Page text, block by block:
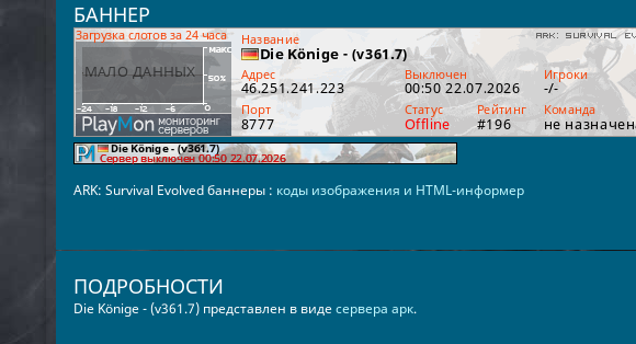
БАННЕР
ARK: Survival Evolved баннеры : коды изображения и HTML-информер
ПОДРОБНОСТИ
Die Könige - (v361.7) представлен в видесервера арк.